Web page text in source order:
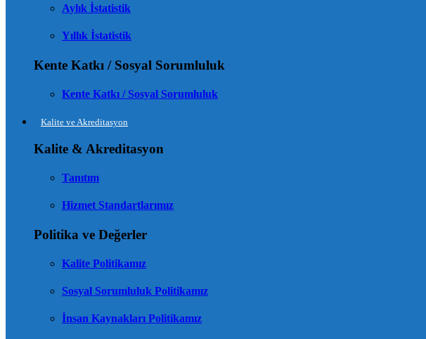
Aylık İstatistik
Yıllık İstatistik
Kente Katkı / Sosyal Sorumluluk
Kente Katkı / Sosyal Sorumluluk
Kalite ve Akreditasyon
Kalite & Akreditasyon
Tanıtım
Hizmet Standartlarımız
Politika ve Değerler
Kalite Politikamız
Sosyal Sorumluluk Politikamız
İnsan Kaynakları Politikamız